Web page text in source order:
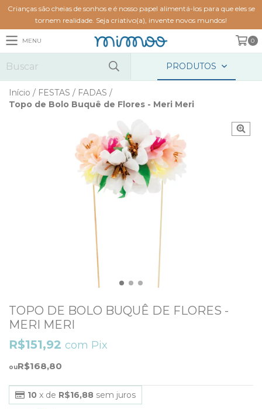
Crianças são cheias de sonhos e é nosso papel alimentá-los para que eles se
tornem realidade. Seja criativo(a), invente novos mundos!
MENU 0
PRODUTOS
Início / FESTAS / FADAS /
Topo de Bolo Buquê de Flores - Meri Meri
TOPO DE BOLO BUQUÊ DE FLORES -
MERI MERI
R$168,80
R$151,92 com Pix
10 x de R$16,88 sem juros